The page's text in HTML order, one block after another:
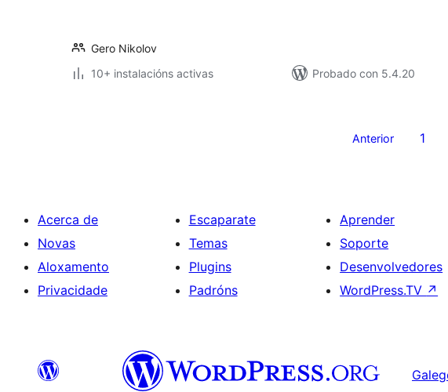
Gero Nikolov
10+ instalacións activas
Probado con 5.4.20
Anterior 1
Acerca de
Novas
Aloxamento
Privacidade
Escaparate
Temas
Plugins
Padróns
Aprender
Soporte
Desenvolvedores
WordPress.TV ↗